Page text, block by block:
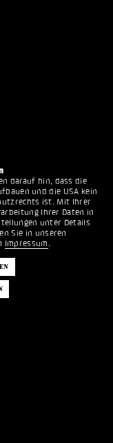
darauf hin, dass die
und die USA kein
ist. Mit Ihrer
Ihrer Daten in
unter Details
Sie in unseren
Impressum .